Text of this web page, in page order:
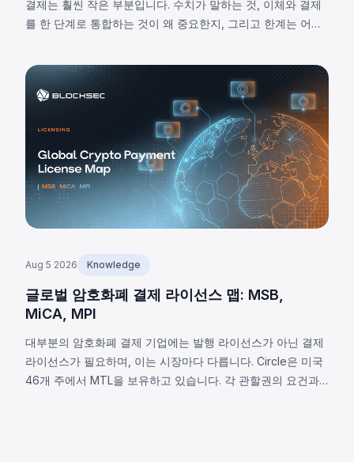
결제는 훨씬 작은 부분입니다. 수치가 말하는 것, 이체와 결제
를 한 단계로 통합하는 것이 왜 중요한지, 그리고 한계는 어디
Aug 5 2026 Knowledge
글로벌 암호화폐 결제 라이선스 맵: MSB,
MiCA, MPI
대부분의 암호화폐 결제 기업에는 발행 라이선스가 아닌 결제
라이선스가 필요하며, 이는 시장마다 다릅니다. Circle은 미국
46개 주에서 MTL을 보유하고 있습니다. 각 관할권의 요건과